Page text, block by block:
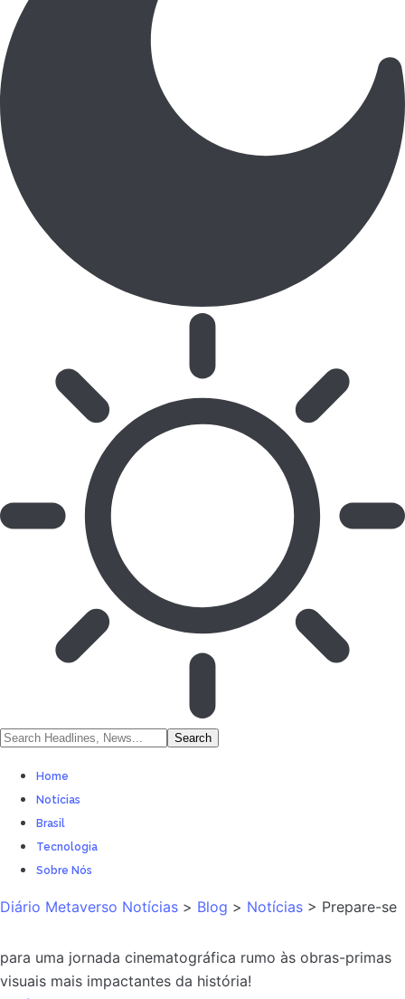
Home
Notícias
Brasil
Tecnologia
Sobre Nós
Diário Metaverso Notícias > Blog > Notícias > Prepare-se
para uma jornada cinematográfica rumo às obras-primas
visuais mais impactantes da história!